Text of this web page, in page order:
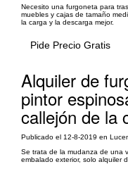
Necesito una furgoneta para
muebles y cajas de tamaño
la carga y la descarga mejor.
Pide Precio Gratis
Alquiler de
pintor
callejón de la
Publicado el 12-8-2019 en
Se trata de la mudanza de una
embalado exterior, solo alquiler